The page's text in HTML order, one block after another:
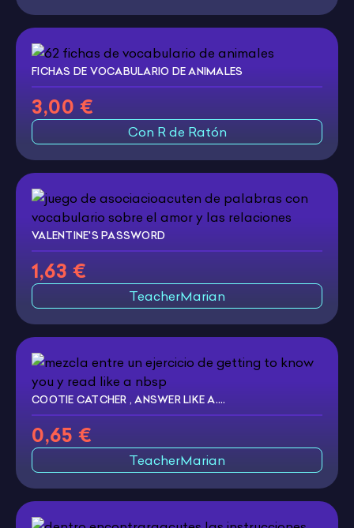
FICHAS DE VOCABULARIO DE ANIMALES
3,00 €
Con R de Ratón
VALENTINE'S PASSWORD
1,63 €
TeacherMarian
COOTIE CATCHER , ANSWER LIKE A....
0,65 €
TeacherMarian